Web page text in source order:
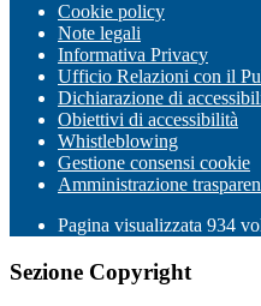
Cookie policy
Note legali
Informativa Privacy
Ufficio Relazioni con il
Dichiarazione di
Obiettivi di accessibilità
Whistleblowing
Gestione consensi cookie
Amministrazione
Pagina visualizzata 934
Sezione Copyright